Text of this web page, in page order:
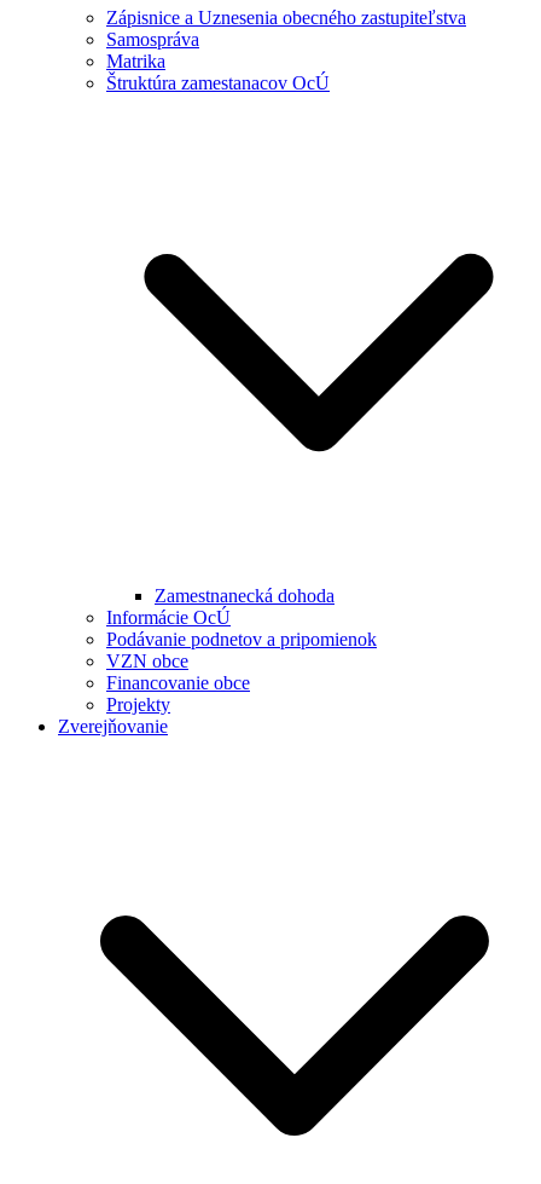
Zápisnice a Uznesenia obecného zastupiteľstva
Samospráva
Matrika
Štruktúra zamestanacov OcÚ
Zamestnanecká dohoda
Informácie OcÚ
Podávanie podnetov a pripomienok
VZN obce
Financovanie obce
Projekty
Zverejňovanie